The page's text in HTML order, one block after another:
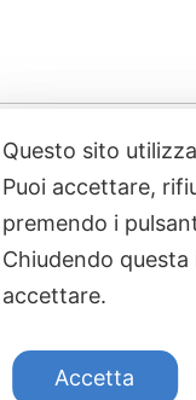
Questo sito
Puoi accettare,
premendo i
Chiudendo
accettare.
Accetta